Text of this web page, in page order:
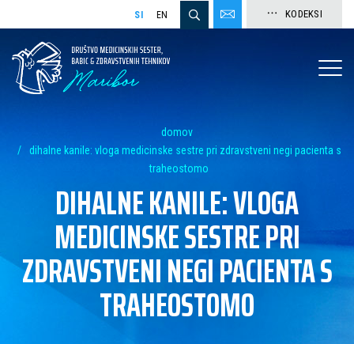
SI EN KODEKSI
domov
dihalne kanile: vloga medicinske sestre pri zdravstveni negi pacienta s
traheostomo
DIHALNE KANILE: VLOGA
MEDICINSKE SESTRE PRI
ZDRAVSTVENI NEGI PACIENTA S
TRAHEOSTOMO